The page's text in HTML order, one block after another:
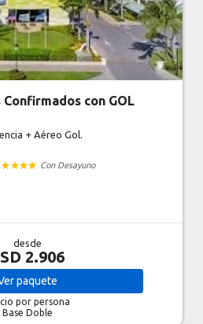
con GOL
+ Aéreo Gol.
Con Desayuno
desde
2.906
paquete
por persona
Base Doble